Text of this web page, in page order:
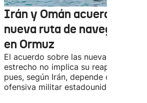
Irán y Omán acuerdan una
nueva ruta de navegación
en Ormuz
El acuerdo sobre las nueva ruta por
estrecho no implica su reapertura,
pues, según Irán, depende de la
ofensiva militar estadounidense-